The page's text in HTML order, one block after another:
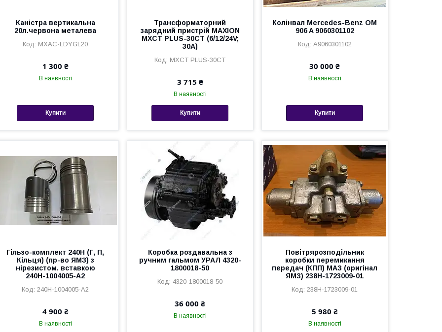
Каністра вертикальна
20л.червона металева
MXAC-LDYGL20
1 300 ₴
В наявності
Купити
Трансформаторний
зарядний пристрій MAXION
MXCT PLUS-30CT (6/12/24V;
30A)
MXCT PLUS-30CT
3 715 ₴
В наявності
Купити
Колінвал Mercedes-Benz OM
906 A 9060301102
A9060301102
30 000 ₴
В наявності
Купити
Гільзо-комплект 240Н (Г, П,
Кільця) (пр-во ЯМЗ) з
нірезистом. вставкою
240Н-1004005-А2
240Н-1004005-А2
4 900 ₴
В наявності
Коробка роздавальна з
ручним гальмом УРАЛ 4320-
1800018-50
4320-1800018-50
36 000 ₴
В наявності
Повітрярозподільник
коробки перемикання
передач (КПП) МАЗ (оригінал
ЯМЗ) 238Н-1723009-01
238Н-1723009-01
5 980 ₴
В наявності